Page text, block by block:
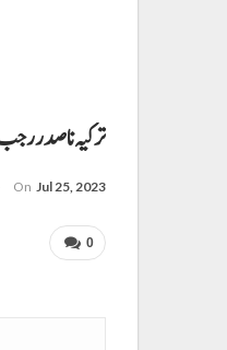
ترکیہ نا صدر
On Jul 25, 2023
0